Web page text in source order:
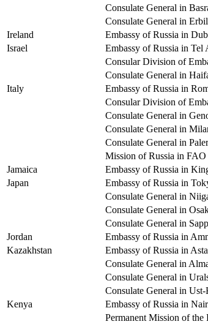
Consulate General in
Consulate General in Erbil
Ireland
Embassy of Russia in
Israel
Embassy of Russia in Tel
Consular Division of
Consulate General in
Italy
Embassy of Russia in
Consular Division of
Consulate General in
Consulate General in
Consulate General in
Mission of Russia in FAO
Jamaica
Embassy of Russia in
Japan
Embassy of Russia in
Consulate General in
Consulate General in
Consulate General in
Jordan
Embassy of Russia in
Kazakhstan
Embassy of Russia in
Consulate General in
Consulate General in
Consulate General in
Kenya
Embassy of Russia in
Permanent Mission of the